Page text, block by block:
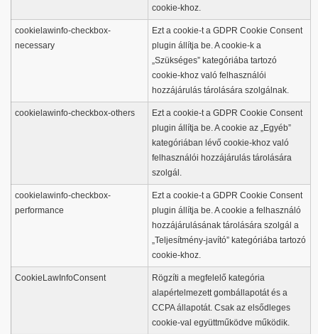
cookie-khoz.
cookielawinfo-checkbox-
necessary
Ezt a cookie-t a GDPR Cookie Consent
plugin állítja be. A cookie-k a
„Szükséges” kategóriába tartozó
cookie-khoz való felhasználói
hozzájárulás tárolására szolgálnak.
cookielawinfo-checkbox-others
Ezt a cookie-t a GDPR Cookie Consent
plugin állítja be. A cookie az „Egyéb”
kategóriában lévő cookie-khoz való
felhasználói hozzájárulás tárolására
szolgál.
cookielawinfo-checkbox-
performance
Ezt a cookie-t a GDPR Cookie Consent
plugin állítja be. A cookie a felhasználó
hozzájárulásának tárolására szolgál a
„Teljesítmény-javító” kategóriába tartozó
cookie-khoz.
CookieLawInfoConsent
Rögzíti a megfelelő kategória
alapértelmezett gombállapotát és a
CCPA állapotát. Csak az elsődleges
cookie-val együttműködve működik.